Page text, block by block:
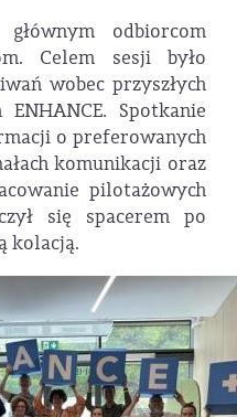
głównym odbiorcom
Celem sesji było
wobec przyszłych
Spotkanie
o preferowanych
komunikacji oraz
pilotażowych
się spacerem po
kolacją.